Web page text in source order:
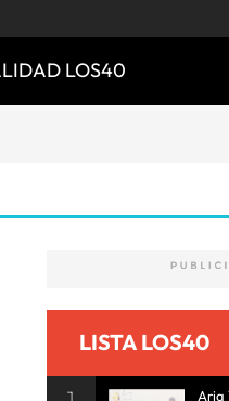
LOS40
LISTA LOS40
Aria